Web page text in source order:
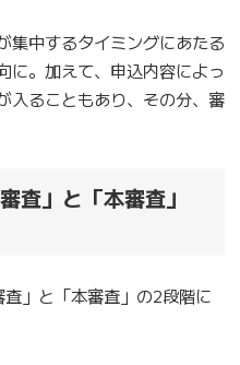
集中するタイミングにあたる
に。加えて、申込内容によっ
入ることもあり、その分、審
査」と「本審査」
」と「本審査」の2段階に